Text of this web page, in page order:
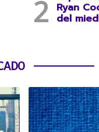
Ryan
del